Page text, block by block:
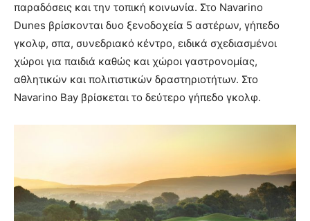
παραδόσεις και την τοπική κοινωνία. Στο Navarino
Dunes βρίσκονται δυο ξενοδοχεία 5 αστέρων, γήπεδο
γκολφ, σπα, συνεδριακό κέντρο, ειδικά σχεδιασμένοι
χώροι για παιδιά καθώς και χώροι γαστρονομίας,
αθλητικών και πολιτιστικών δραστηριοτήτων. Στο
Navarino Bay βρίσκεται το δεύτερο γήπεδο γκολφ.